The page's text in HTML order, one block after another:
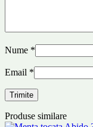
Nume *
Email *
Produse similare